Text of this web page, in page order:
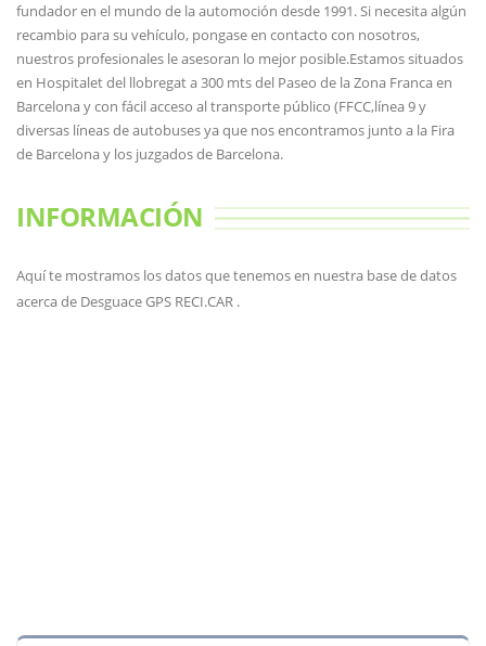
fundador en el mundo de la automoción desde 1991. Si necesita algún
recambio para su vehículo, pongase en contacto con nosotros,
nuestros profesionales le asesoran lo mejor posible.Estamos situados
en Hospitalet del llobregat a 300 mts del Paseo de la Zona Franca en
Barcelona y con fácil acceso al transporte público (FFCC,línea 9 y
diversas líneas de autobuses ya que nos encontramos junto a la Fira
de Barcelona y los juzgados de Barcelona.
INFORMACIÓN
Aquí te mostramos los datos que tenemos en nuestra base de datos
acerca de Desguace GPS RECI.CAR .